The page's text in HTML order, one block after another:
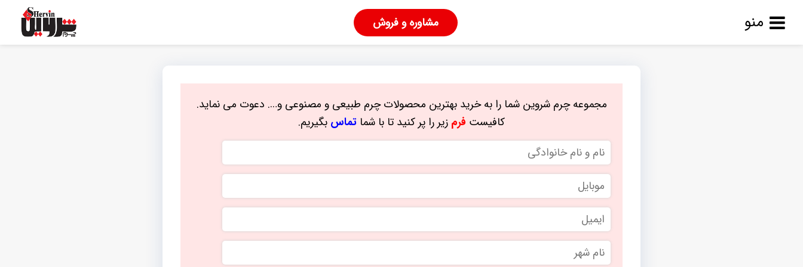
منو مشاوره و فروش
مجموعه چرم شروین شما را به خرید بهترین محصولات چرم طبیعی و مصنوعی و…. دعوت می نماید.
کافیست فرم زیر را پر کنید تا با شما تماس بگیریم.
نام
و
نام
خانوادگی
موبایل
ایمیل
نام
شهر